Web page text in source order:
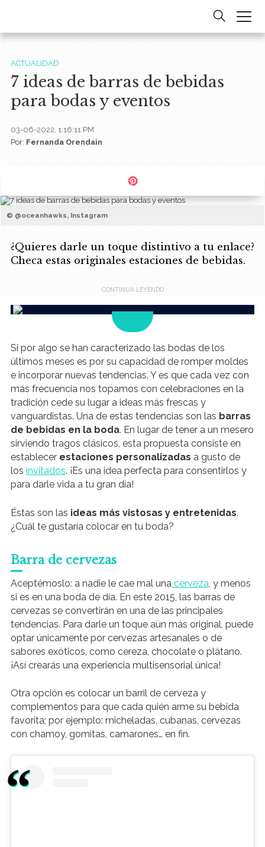
ACTUALIDAD
7 ideas de barras de bebidas
para bodas y eventos
03-06-2022, 1:16:11 PM
Por:Fernanda Orendain
© @oceanhawks, Instagram
¿Quieres darle un toque distintivo a tu enlace?
Checa estas originales estaciones de bebidas.
Si por algo se han caracterizado las bodas de los
últimos meses es por su capacidad de romper moldes
e incorporar nuevas tendencias. Y es que cada vez con
más frecuencia nos topamos con celebraciones en la
tradición cede su lugar a ideas más frescas y
vanguardistas. Una de estas tendencias son las barras
de bebidas en la boda. En lugar de tener a un mesero
sirviendo tragos clásicos, esta propuesta consiste en
establecer estaciones personalizadas a gusto de
los invitados. ¡Es una idea perfecta para consentirlos y
para darle vida a tu gran día!
Éstas son las ideas más vistosas y entretenidas.
¿Cuál te gustaría colocar en tu boda?
Barra de cervezas
Aceptémoslo: a nadie le cae mal una cerveza , y menos
si es en una boda de día. En este 2015, las barras de
cervezas se convertirán en una de las principales
tendencias. Para darle un toque aún más original, puede
optar únicamente por cervezas artesanales o de
sabores exóticos, como cereza, chocolate o plátano.
¡Así crearás una experiencia multisensorial única!
Otra opción es colocar un barril de cerveza y
complementos para que cada quién arme su bebida
favorita; por ejemplo: micheladas, cubanas, cervezas
con chamoy, gomitas, camarones… en fin.